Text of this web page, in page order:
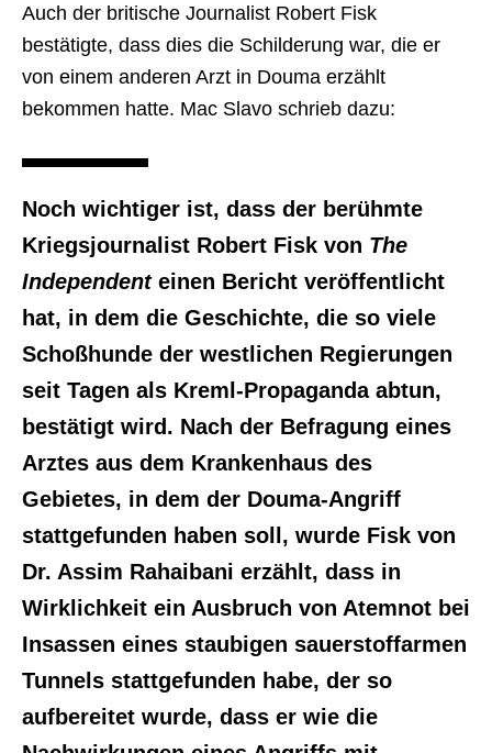
Auch der britische Journalist Robert Fisk
bestätigte, dass dies die Schilderung war, die er
von einem anderen Arzt in Douma erzählt
bekommen hatte. Mac Slavo schrieb dazu:
Noch wichtiger ist, dass der berühmte
Kriegsjournalist Robert Fisk von The
Independenteinen Bericht veröffentlicht
hat, in dem die Geschichte, die so viele
Schoßhunde der westlichen Regierungen
seit Tagen als Kreml-Propaganda abtun,
bestätigt wird. Nach der Befragung eines
Arztes aus dem Krankenhaus des
Gebietes, in dem der Douma-Angriff
stattgefunden haben soll, wurde Fisk von
Dr. Assim Rahaibani erzählt, dass in
Wirklichkeit ein Ausbruch von Atemnot bei
Insassen eines staubigen sauerstoffarmen
Tunnels stattgefunden habe, der so
aufbereitet wurde, dass er wie die